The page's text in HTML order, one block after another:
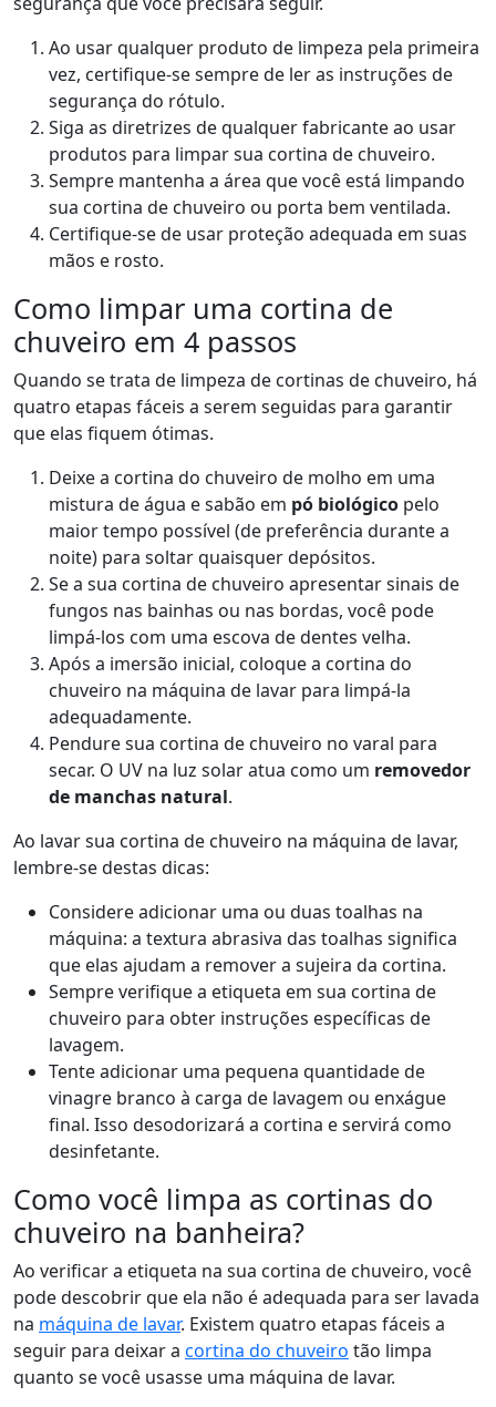
Ao usar qualquer produto de limpeza pela primeira
vez, certifique-se sempre de ler as instruções de
segurança do rótulo.
Siga as diretrizes de qualquer fabricante ao usar
produtos para limpar sua cortina de chuveiro.
Sempre mantenha a área que você está limpando
sua cortina de chuveiro ou porta bem ventilada.
Certifique-se de usar proteção adequada em suas
mãos e rosto.
Como limpar uma cortina de
chuveiro em 4 passos
Quando se trata de limpeza de cortinas de chuveiro, há
quatro etapas fáceis a serem seguidas para garantir
que elas fiquem ótimas.
Deixe a cortina do chuveiro de molho em uma
mistura de água e sabão em pó biológico pelo
maior tempo possível (de preferência durante a
noite) para soltar quaisquer depósitos.
Se a sua cortina de chuveiro apresentar sinais de
fungos nas bainhas ou nas bordas, você pode
limpá-los com uma escova de dentes velha.
Após a imersão inicial, coloque a cortina do
chuveiro na máquina de lavar para limpá-la
adequadamente.
Pendure sua cortina de chuveiro no varal para
secar. O UV na luz solar atua como um removedor
de manchas natural.
Ao lavar sua cortina de chuveiro na máquina de lavar,
lembre-se destas dicas:
Considere adicionar uma ou duas toalhas na
máquina: a textura abrasiva das toalhas significa
que elas ajudam a remover a sujeira da cortina.
Sempre verifique a etiqueta em sua cortina de
chuveiro para obter instruções específicas de
lavagem.
Tente adicionar uma pequena quantidade de
vinagre branco à carga de lavagem ou enxágue
final. Isso desodorizará a cortina e servirá como
desinfetante.
Como você limpa as cortinas do
chuveiro na banheira?
Ao verificar a etiqueta na sua cortina de chuveiro, você
pode descobrir que ela não é adequada para ser lavada
na máquina de lavar. Existem quatro etapas fáceis a
seguir para deixar a cortina do chuveiro tão limpa
quanto se você usasse uma máquina de lavar.